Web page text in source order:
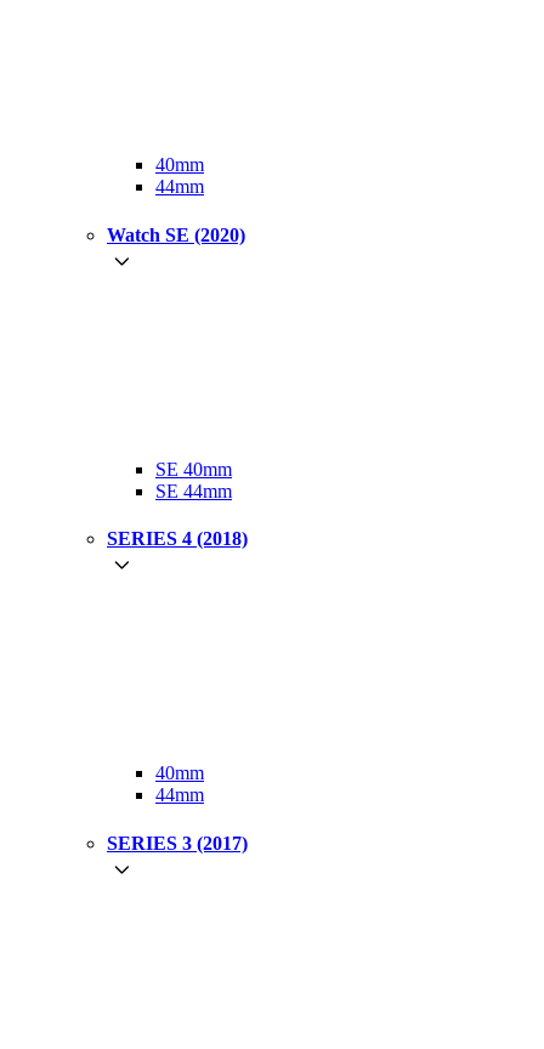
40mm
44mm
Watch SE (2020)
SE 40mm
SE 44mm
SERIES 4 (2018)
40mm
44mm
SERIES 3 (2017)